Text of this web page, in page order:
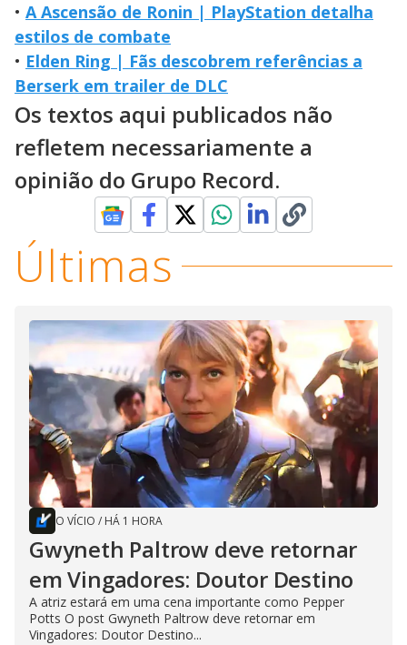
• A Ascensão de Ronin | PlayStation detalha
estilos de combate
• Elden Ring | Fãs descobrem referências a
Berserk em trailer de DLC
Os textos aqui publicados não
refletem necessariamente a
opinião do Grupo Record.
Últimas
O VÍCIO / HÁ 1 HORA
Gwyneth Paltrow deve retornar
em Vingadores: Doutor Destino
A atriz estará em uma cena importante como Pepper
Potts O post Gwyneth Paltrow deve retornar em
Vingadores: Doutor Destino...